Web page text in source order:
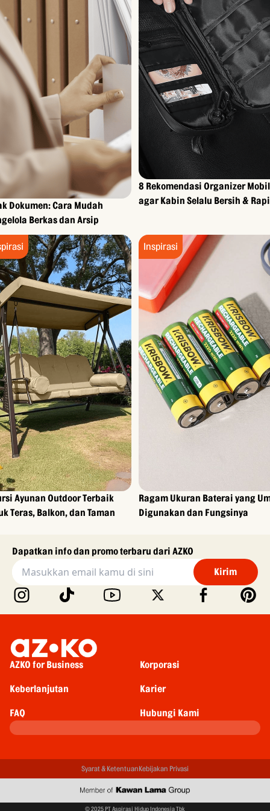
Dokumen: Cara Mudah
Berkas dan Arsip
8 Rekomendasi Organizer Mobil
agar Kabin Selalu Bersih & Rapi
Ayunan Outdoor Terbaik
Teras, Balkon, dan Taman
Inspirasi
Ragam Ukuran Baterai yang
Digunakan dan Fungsinya
Dapatkan info dan promo terbaru dari AZKO
Kirim
AZKO for Business Korporasi
Keberlanjutan Karier
FAQ Hubungi Kami
Syarat & Ketentuan Kebijakan Privasi
© 2025 PT Aspirasi Hidup Indonesia Tbk